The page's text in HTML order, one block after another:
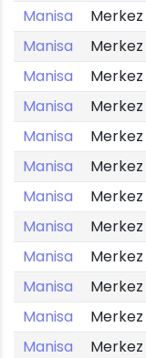
Manisa
Merkez
Manisa
Merkez
Manisa
Merkez
Manisa
Merkez
Manisa
Merkez
Manisa
Merkez
Manisa
Merkez
Manisa
Merkez
Manisa
Merkez
Manisa
Merkez
Manisa
Merkez
Manisa
Merkez